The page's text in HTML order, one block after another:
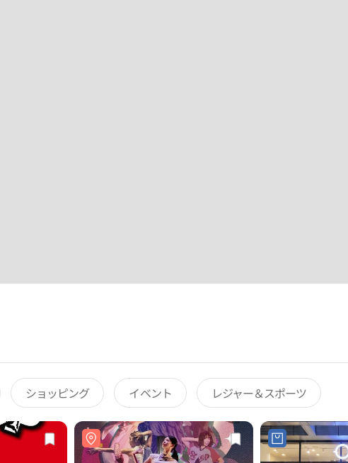
ショッピング イベント レジャー＆スポーツ